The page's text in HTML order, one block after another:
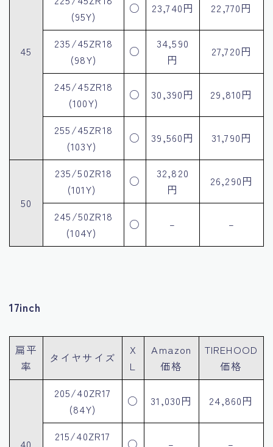
45
(95Y)
○ 23,740円 22,770円
235/45ZR18
(98Y)
○
34,590
円
27,720円
245/45ZR18
(100Y)
○ 30,390円 29,810円
255/45ZR18
(103Y)
○ 39,560円 31,790円
50
235/50ZR18
(101Y)
○
32,820
円
26,290円
245/50ZR18
(104Y)
○ – –
17inch
扁平
率
タイヤサイズ
X
L
Amazon
価格
TIREHOOD
価格
40
205/40ZR17
(84Y)
○ 31,030円 24,860円
215/40ZR17
○ – –